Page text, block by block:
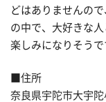
どはありませんの
の中で、大好きな
楽しみになりそうで
■住所
奈良県宇陀市大宇陀